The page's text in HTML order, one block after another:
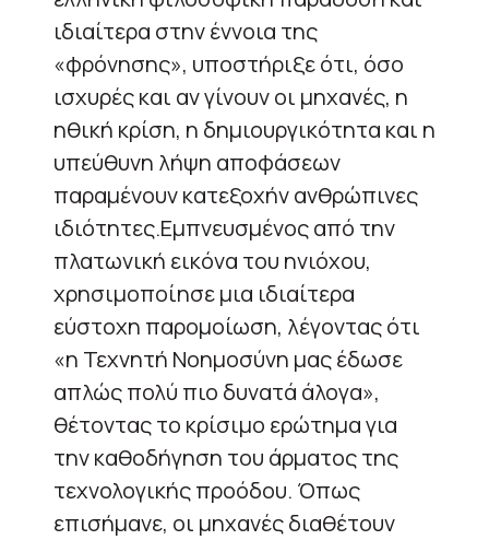
ιδιαίτερα στην έννοια της
«φρόνησης», υποστήριξε ότι, όσο
ισχυρές και αν γίνουν οι μηχανές, η
ηθική κρίση, η δημιουργικότητα και η
υπεύθυνη λήψη αποφάσεων
παραμένουν κατεξοχήν ανθρώπινες
ιδιότητες.Εμπνευσμένος από την
πλατωνική εικόνα του ηνιόχου,
χρησιμοποίησε μια ιδιαίτερα
εύστοχη παρομοίωση, λέγοντας ότι
«η Τεχνητή Νοημοσύνη μας έδωσε
απλώς πολύ πιο δυνατά άλογα»,
θέτοντας το κρίσιμο ερώτημα για
την καθοδήγηση του άρματος της
τεχνολογικής προόδου. Όπως
επισήμανε, οι μηχανές διαθέτουν